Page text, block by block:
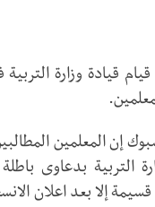
قيادة وزارة
إن المعلمين
التربية بدعاوى
إلا بعد اعلان